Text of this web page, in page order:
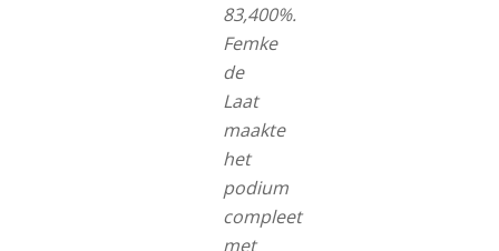
83,400%.
Femke
de
Laat
maakte
het
podium
compleet
met